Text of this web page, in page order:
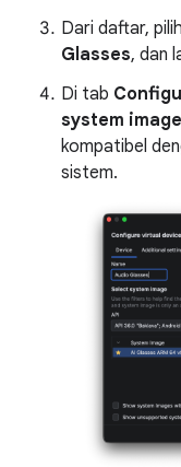
Dari daftar, pilih
Glasses, dan
Di tab
system image
kompatibel
sistem.